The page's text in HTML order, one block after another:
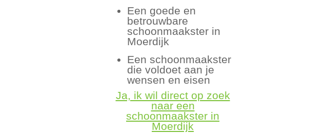
Een goede en
betrouwbare
schoonmaakster in
Moerdijk
Een schoonmaakster
die voldoet aan je
wensen en eisen
Ja, ik wil direct op zoek
naar een
schoonmaakster in
Moerdijk